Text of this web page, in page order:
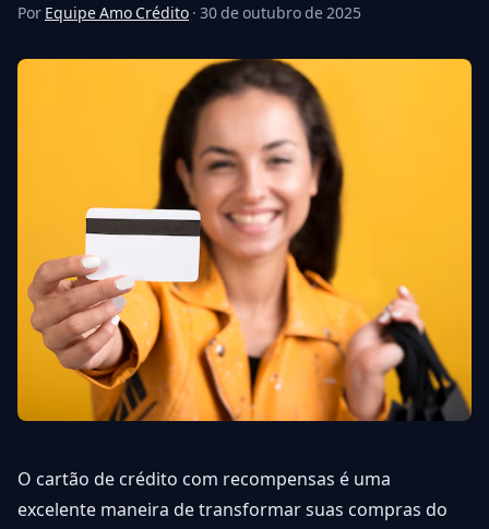
Por Equipe Amo Crédito · 30 de outubro de 2025
O cartão de crédito com recompensas é uma
excelente maneira de transformar suas compras do